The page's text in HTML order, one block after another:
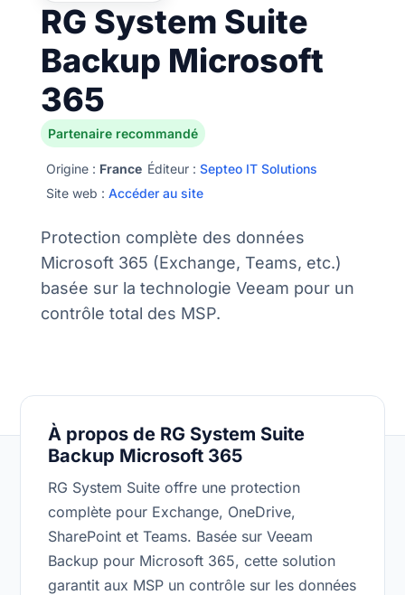
RG System Suite
Backup Microsoft
365
Partenaire recommandé
Origine : France Éditeur : Septeo IT Solutions
Site web : Accéder au site
Protection complète des données
Microsoft 365 (Exchange, Teams, etc.)
basée sur la technologie Veeam pour un
contrôle total des MSP.
À propos de RG System Suite
Backup Microsoft 365
RG System Suite offre une protection
complète pour Exchange, OneDrive,
SharePoint et Teams. Basée sur Veeam
Backup pour Microsoft 365, cette solution
garantit aux MSP un contrôle sur les données